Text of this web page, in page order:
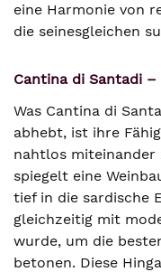
eine Harmonie von
die seinesgleichen
Cantina di Santadi
Was Cantina di
abhebt, ist ihre
nahtlos miteinander
spiegelt eine
tief in die sardische
gleichzeitig mit
wurde, um die
betonen. Diese